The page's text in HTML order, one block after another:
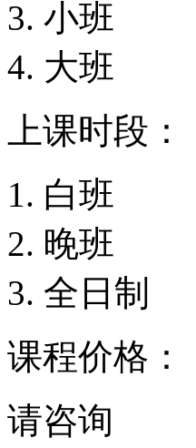
小班
大班
上课时段：
白班
晚班
全日制
课程价格：
请咨询